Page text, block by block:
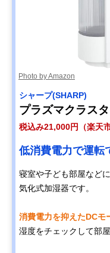
Photo by Amazon
シャープ(SHARP)
プラズマクラス
税込み21,000円（楽天市
低消費電力で運転
寝室や子ども部屋など
気化式加湿器です。
消費電力を抑えたDCモ
湿度をチェックして部